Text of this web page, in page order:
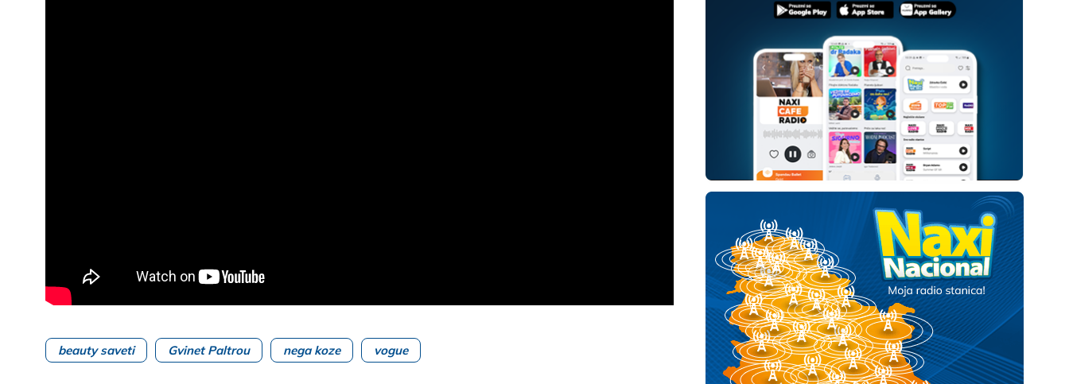
beauty saveti Gvinet Paltrou nega koze vogue